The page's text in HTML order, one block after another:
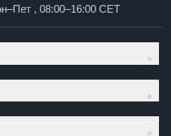
, 08:00–16:00 CET